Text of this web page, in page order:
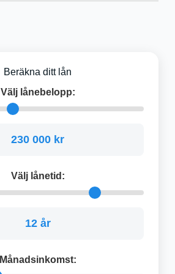
Beräkna ditt lån
Välj lånebelopp:
230 000 kr
Välj lånetid:
12 år
Månadsinkomst: